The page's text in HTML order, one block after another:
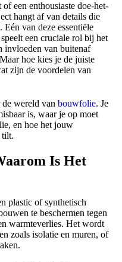
een enthousiaste doe-het-
hangt af van details die
van deze essentiële
een cruciale rol bij het
invloeden van buitenaf
hoe kies je de juiste
zijn de voordelen van
wereld van bouwfolie. Je
is, waar je op moet
en hoe het jouw
tilt.
Is Het
plastic of synthetisch
te beschermen tegen
warmteverlies. Het wordt
zoals isolatie en muren, of